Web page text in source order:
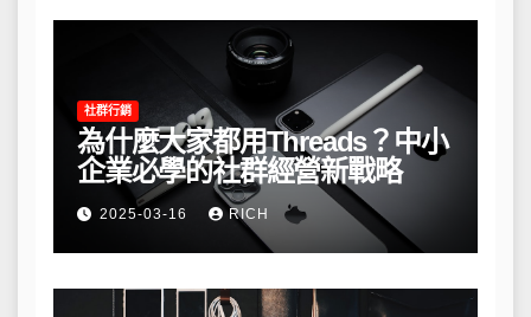
社群行銷
為什麼大家都用Threads？中小
企業必學的社群經營新戰略
2025-03-16 RICH